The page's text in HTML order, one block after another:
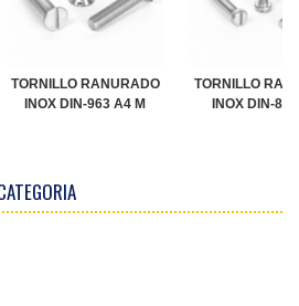
TORNILLO RANURADO
INOX DIN-963 A4 M
TORNILLO
INOX DIN-84